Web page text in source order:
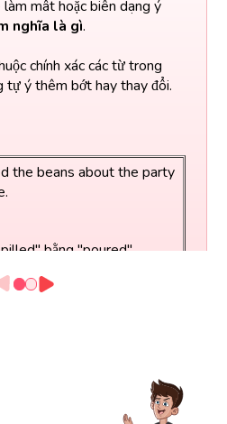
mất hoặc biến dạng ý
nghĩa là gì.
chính xác các từ trong
tự ý thêm bớt hay thay đổi.
the beans about the party
bằng "poured"
the beans about the party